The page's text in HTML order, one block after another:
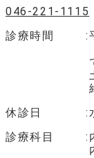
046-221-1115
診療時間
休診日
診療科目